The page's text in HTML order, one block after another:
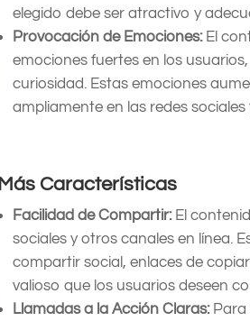
elegido debe ser atractivo y
Provocación de Emociones:El
emociones fuertes en los
curiosidad. Estas emociones
ampliamente en las redes
Más Características
Facilidad de Compartir:El
sociales y otros canales en línea.
compartir social, enlaces de
valioso que los usuarios deseen
Llamadas a la Acción Claras:Para